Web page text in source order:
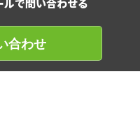
ルで問い合わせる
合わせ